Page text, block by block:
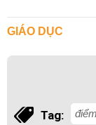
GIÁO DỤC
Tag: